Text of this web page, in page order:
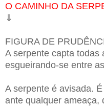
O CAMINHO DA
⇓
FIGURA DE
A serpente capta todas
esgueirando-se entre
A serpente é avisada.
ante qualquer ameaça,